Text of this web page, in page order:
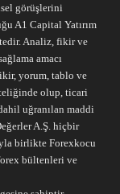
görüşlerini
A1 Capital Yatırım
Analiz, fikir ve
amacı
yorum, tablo ve
olup, ticari
uğranılan maddi
A.Ş. hiçbir
birlikte Forexkocu
bültenleri ve